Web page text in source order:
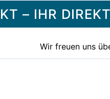
– IHR
Wir freuen uns